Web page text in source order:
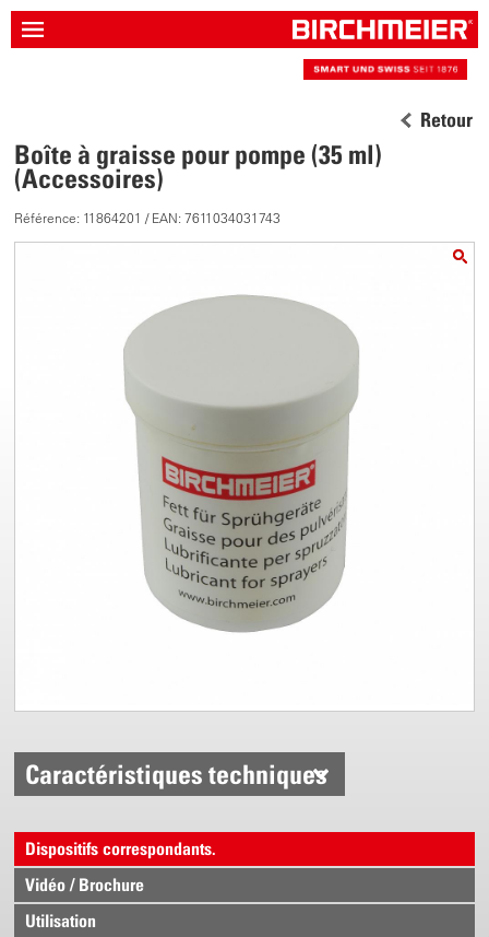
Retour
Boîte à graisse pour pompe (35 ml)
(Accessoires)
Référence: 11864201 / EAN: 7611034031743
Caractéristiques techniques
Dispositifs correspondants.
Vidéo / Brochure
Utilisation